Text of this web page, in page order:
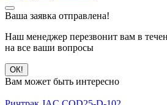
Ваша заявка отправлена!
Наш менеджер перезвонит вам в
на все ваши вопросы
ОК!
Вам может быть интересно